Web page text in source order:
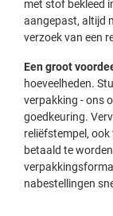
met stof bekleed
aangepast, altijd
verzoek van een
Een groot
hoeveelheden.
verpakking - ons
goedkeuring.
reliëfstempel,
betaald te
nabestellingen